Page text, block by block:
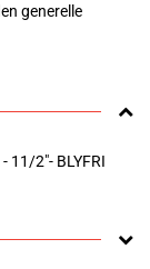
generelle
11/2"- BLYFRI